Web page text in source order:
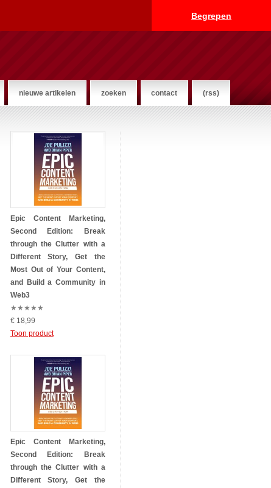
Begrepen
nieuwe artikelen zoeken contact (rss)
Epic Content Marketing,
Second Edition: Break
through the Clutter with a
Different Story, Get the
Most Out of Your Content,
and Build a Community in
Web3
★★★★★
€ 18,99
Toon product
Epic Content Marketing,
Second Edition: Break
through the Clutter with a
Different Story, Get the